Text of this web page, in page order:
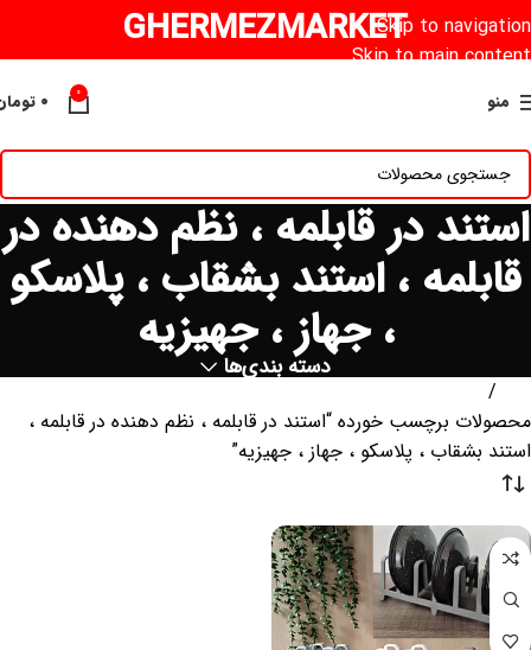
Skip to navigation
Skip to main content
GHERMEZMARKET
منو 0 ۰
استند در قابلمه ، نظم دهنده در
قابلمه ، استند بشقاب ، پلاسکو
، جهاز ، جهیزیه
دسته بندی‌ها
محصولات برچسب خورده “استند در قابلمه ، نظم دهنده در قابلمه ،
استند بشقاب ، پلاسکو ، جهاز ، جهیزیه”